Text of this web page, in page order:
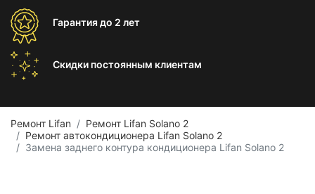
Гарантиядо 2 лет
Скидки постоянным клиентам
Ремонт Lifan
Ремонт Lifan Solano 2
Ремонт автокондиционера Lifan Solano 2
Замена заднего контура кондиционера Lifan Solano 2